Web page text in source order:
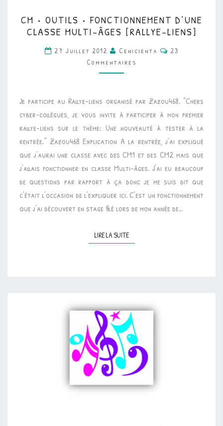
•
OUTILS
•
FONCTIONNEMENT
MULTI-
ÂGES
[RALLYE-
LIENS]
CM • OUTILS • FONCTIONNEMENT D’UNE
CLASSE MULTI-ÂGES [RALLYE-LIENS]
27 Juillet 2012 Cenicienta Commentaires
23
Commentaires
Je participe au Rallye-liens organisé par Zazou468. “Chers
cyber-collègues, je vous invite à participer à mon premier
rallye-liens sur le thème: Une nouveauté à tester à la
rentrée.” Zazou468 Explication A la rentrée, j’ai expliqué
que j’aurai une classe avec des CM1 et des CM2 mais que
j’allais fonctionner en classe Multi-âges. J’ai eu beaucoup
de questions par rapport à ça donc je me suis dit que
c’était l’occasion de l’expliquer ici. C’est un fonctionnement
que j’ai découvert en stage filé lors de mon année de…
LIRE LA SUITELIRE LA SUITE